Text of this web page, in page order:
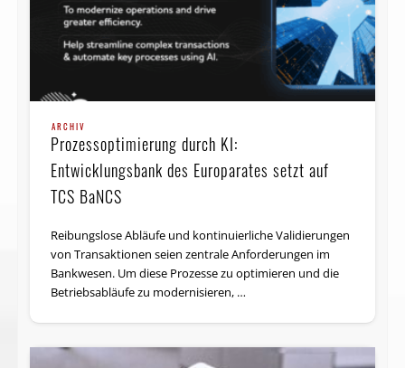
ARCHIV
Prozessoptimierung durch KI:
Entwicklungsbank des Europarates setzt auf
TCS BaNCS
Reibungslose Abläufe und kontinuierliche Validierungen
von Transaktionen seien zentrale Anforderungen im
Bankwesen. Um diese Prozesse zu optimieren und die
Betriebsabläufe zu modernisieren, …